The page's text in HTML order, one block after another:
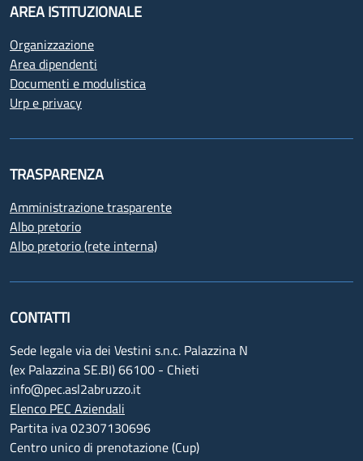
AREA ISTITUZIONALE
Organizzazione
Area dipendenti
Documenti e modulistica
Urp e privacy
TRASPARENZA
Amministrazione trasparente
Albo pretorio
Albo pretorio (rete interna)
CONTATTI
Sede legale via dei Vestini s.n.c. Palazzina N
(ex Palazzina SE.BI) 66100 - Chieti
info@pec.asl2abruzzo.it
Elenco PEC Aziendali
Partita iva 02307130696
Centro unico di prenotazione (Cup)